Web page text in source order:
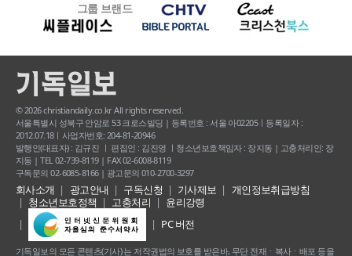
그룹 브랜드
© 2026 christiandaily.co.kr All rights reserved.
서울특별시 성북구 안암로 53 크로스빌딩 | 등록번호 : 서울 아02205ㅣ등록일자 :
2012.07.18ㅣ사업자번호: 204-81-20946
발행인(대표자) : 김규진 ㅣ 편집인 : 김진영 ㅣ청소년보호책임자 : 장지동 | 고충처리인: 장
지동 | TEL 02-739-8119 | FAX 02-6008-8119
구독문의 02-6085-8166 | 광고문의 010-2700-3297
회사소개 광고안내 구독신청 기사제보
개인정보취급방침
청소년보호정책
고충처리
윤리강령
PC 버전
기독일보의 모든 콘텐츠(기사) 는 저작권법의 보호를 받은바, 무단 전재ㆍ복사ㆍ배포 등을